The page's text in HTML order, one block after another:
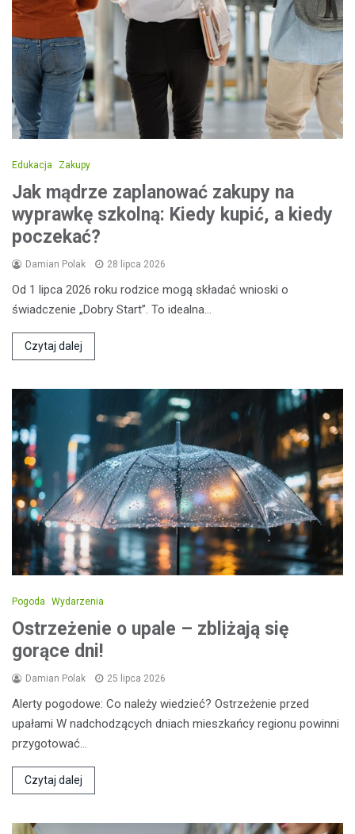
Edukacja Zakupy
Jak mądrze zaplanować zakupy na
wyprawkę szkolną: Kiedy kupić, a kiedy
poczekać?
Damian Polak 28 lipca 2026
Od 1 lipca 2026 roku rodzice mogą składać wnioski o
świadczenie „Dobry Start”. To idealna…
Czytaj dalej
Pogoda Wydarzenia
Ostrzeżenie o upale – zbliżają się
gorące dni!
Damian Polak 25 lipca 2026
Alerty pogodowe: Co należy wiedzieć? Ostrzeżenie przed
upałami W nadchodzących dniach mieszkańcy regionu powinni
przygotować…
Czytaj dalej